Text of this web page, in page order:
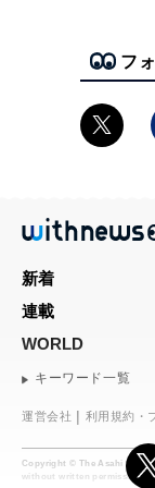
フ
Copyright © The Asahi
without written permission.
新着
連載
WORLD
キーワード一覧
運営会社 利用規約・